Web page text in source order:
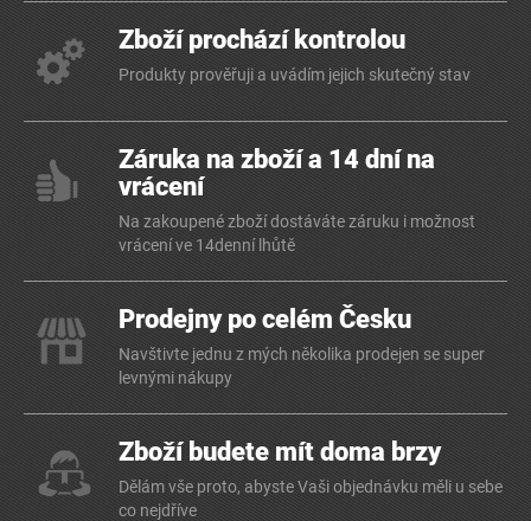
Zboží prochází kontrolou
Produkty prověřuji a uvádím jejich skutečný stav
Záruka na zboží a 14 dní na
vrácení
Na zakoupené zboží dostáváte záruku i možnost
vrácení ve 14denní lhůtě
Prodejny po celém Česku
Navštivte jednu z mých několika prodejen se super
levnými nákupy
Zboží budete mít doma brzy
Dělám vše proto, abyste Vaši objednávku měli u sebe
co nejdříve